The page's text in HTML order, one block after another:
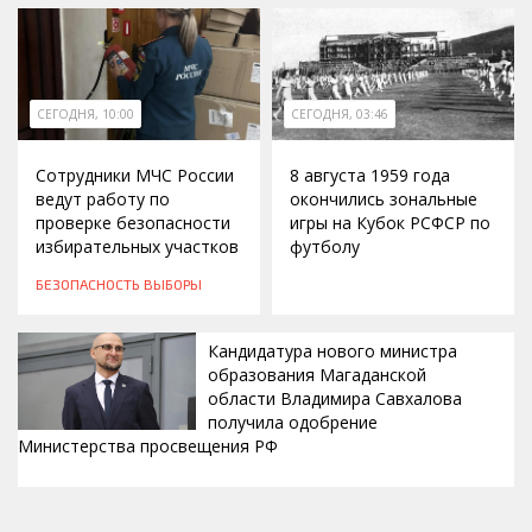
СЕГОДНЯ, 10:00
Сотрудники МЧС России
ведут работу по
проверке безопасности
избирательных участков
БЕЗОПАСНОСТЬ ВЫБОРЫ
СЕГОДНЯ, 03:46
8 августа 1959 года
окончились зональные
игры на Кубок РСФСР по
футболу
Кандидатура нового министра
образования Магаданской
области Владимира Савхалова
получила одобрение
Министерства просвещения РФ